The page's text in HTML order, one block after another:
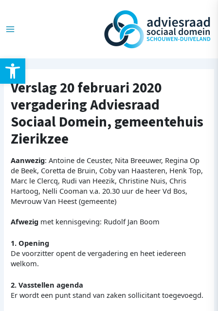
Toolbar openen
de
inhoud
Menu
Verslag 20 februari 2020
vergadering Adviesraad
Sociaal Domein, gemeentehuis
Zierikzee
Aanwezig: Antoine de Ceuster, Nita Breeuwer, Regina Op
de Beek, Coretta de Bruin, Coby van Haasteren, Henk Top,
Marc le Clercq, Rudi van Heezik, Christine Nuis, Chris
Hartoog, Nelli Cooman v.a. 20.30 uur de heer Vd Bos,
Mevrouw Van Heest (gemeente)
Afwezig met kennisgeving: Rudolf Jan Boom
1. Opening
De voorzitter opent de vergadering en heet iedereen
welkom.
2. Vasstellen agenda
Er wordt een punt stand van zaken sollicitant toegevoegd.